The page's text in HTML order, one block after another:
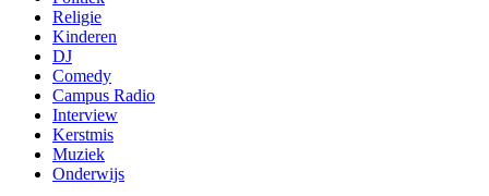
Religie
Kinderen
DJ
Comedy
Campus Radio
Interview
Kerstmis
Muziek
Onderwijs